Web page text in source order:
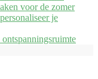
voor de zomer
je